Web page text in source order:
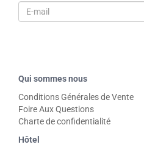
Qui sommes nous
Conditions Générales de Vente
Foire Aux Questions
Charte de confidentialité
Hôtel